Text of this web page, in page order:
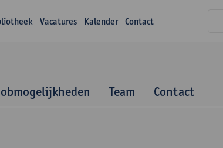
Vacatures Kalender Contact
Team Contact